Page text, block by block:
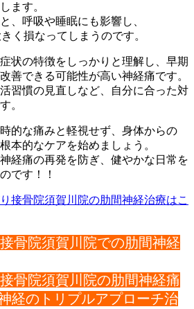
ます。
、呼吸や睡眠にも影響し、
く損なってしまうのです。
状の特徴をしっかりと理解し、早期
善できる可能性が高い神経痛です。
習慣の見直しなど、自分に合った対
。
的な痛みと軽視せず、身体からの
本的なケアを始めましょう。
経痛の再発を防ぎ、健やかな日常を
です！！
接骨院須賀川院の肋間神経治療はこ
骨院須賀川院での肋間神経
骨院須賀川院の肋間神経痛
経のトリプルアプローチ治